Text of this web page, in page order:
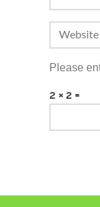
Please
2 × 2 =